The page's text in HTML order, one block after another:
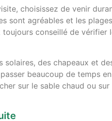
choisissez de venir
sont agréables et les
toujours conseillé de
solaires, des chapeaux et
beaucoup de temps
sur le sable chaud ou